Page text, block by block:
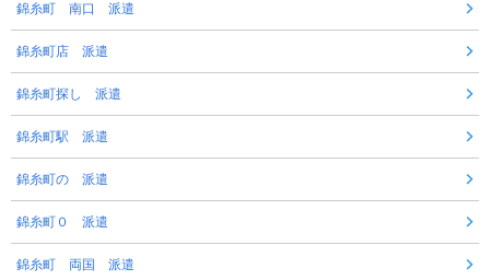
錦糸町 南口 派遣
錦糸町店 派遣
錦糸町探し 派遣
錦糸町駅 派遣
錦糸町の 派遣
錦糸町０ 派遣
錦糸町 両国 派遣